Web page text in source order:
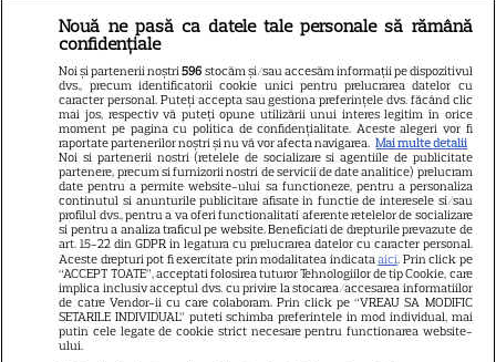
Charlize Theron au evitat
altarul
68
VEDETE ROMÂNEŞTI
Vedete din România care au
ales nume speciale pentru
copii: de la Nina, fetița Laurei
Cosoi, la Jessica lui Pepe și
Josephine a Ginei Pistol
Exclusiv TELEVIZIUNE
Nouă ne pasă ca datele tale personale să rămână
confidențiale
Noi și partenerii noștri596 stocăm și/sau accesăm informații pe dispozitivul
dvs., precum identificatorii cookie unici pentru prelucrarea datelor cu
caracter personal. Puteți accepta sau gestiona preferințele dvs. făcând clic
mai jos, respectiv vă puteți opune utilizării unui interes legitim în orice
moment pe pagina cu politica de confidențialitate. Aceste alegeri vor fi
raportate partenerilor noștri și nu vă vor afecta navigarea. Mai multe detalii
Noi si partenerii nostri (retelele de socializare si agentiile de publicitate
partenere, precum si furnizorii nostri de servicii de date analitice) prelucram
date pentru a permite website-ului sa functioneze, pentru a personaliza
continutul si anunturile publicitare afisate in functie de interesele si/sau
profilul dvs., pentru a va oferi functionalitati aferente retelelor de socializare
si pentru a analiza traficul pe website. Beneficiati de drepturile prevazute de
art. 15-22 din GDPR in legatura cu prelucrarea datelor cu caracter personal.
Aceste drepturi pot fi exercitate prin modalitatea indicataaici. Prin click pe
“ACCEPT TOATE”, acceptati folosirea tuturor Tehnologiilor de tip Cookie, care
implica inclusiv acceptul dvs. cu privire la stocarea/accesarea informatiilor
de catre Vendor-ii cu care colaboram. Prin click pe “VREAU SA MODIFIC
SETARILE INDIVIDUAL” puteti schimba preferintele in mod individual, mai
putin cele legate de cookie strict necesare pentru functionarea website-
ului.